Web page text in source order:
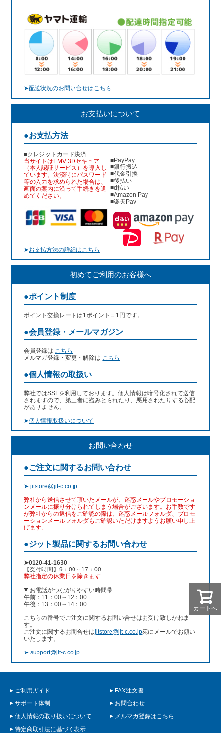
カートへ
➤配送状況のお問い合せはこちら
お支払いについて
●お支払方法
■クレジットカード決済
当サイトはEMV 3Dセキュア
（本人認証サービス）を導入し
ています。決済時にパスワード
等の入力を求められた場合は、
画面の案内に沿って手続きを進
めてください。
■PayPay
■銀行振込
■代金引換
■後払い
■d払い
■Amazon Pay
■楽天Pay
➤お支払方法の詳細はこちら
初めてご利用のお客様へ
●ポイント制度
ポイント交換レートは1ポイント＝1円です。
●会員登録・メールマガジン
会員登録は こちら
メルマガ登録・変更・解除は こちら
●個人情報の取扱い
弊社ではSSLを利用しております。個人情報は暗号化されて送信
されますので、第三者に盗みとられたり、悪用されたりする心配
がありません。
➤個人情報取扱いについて
お問い合わせ
●ご注文に関するお問い合わせ
➤jitstore@jit-c.co.jp
弊社から送信させて頂いたメールが、迷惑メールやプロモーショ
ンメールに振り分けられてしまう場合がございます。お手数です
が弊社からの返信をご確認の際は、迷惑メールフォルダ、プロモ
ーションメールフォルダもご確認いただけますようお願い申し上
げます。
●ジット製品に関するお問い合わせ
➤0120-41-1630
【受付時間】9：00～17：00
弊社指定の休業日を除きます
お電話がつながりやすい時間帯
午前：11：00～12：00
午後：13：00～14：00
こちらの番号でご注文に関するお問い合せはお受け致しかねま
す。
ご注文に関するお問合せはjitstore@jit-c.co.jp宛にメールでお願い
いたします。
➤support@jit-c.co.jp
ご利用ガイド
FAX注文書
サポート体制
お問合わせ
個人情報の取り扱いについて
メルマガ登録はこちら
特定商取引法に基づく表示